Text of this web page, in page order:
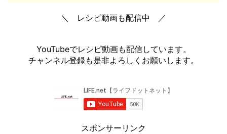
＼ レシピ動画も配信中 ／
YouTubeでレシピ動画も配信しています。
チャンネル登録も是非よろしくお願いします。
スポンサーリンク